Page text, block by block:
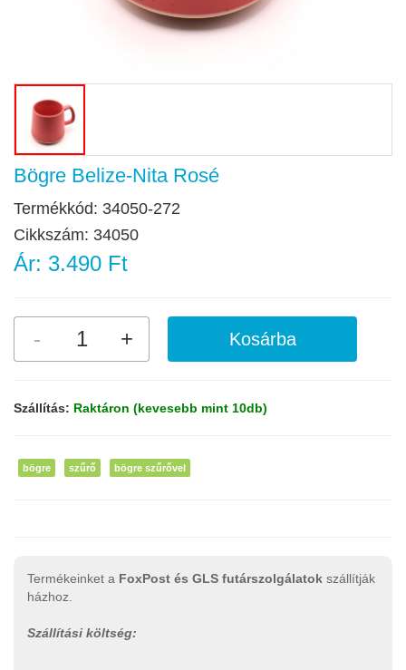
Bögre Belize-Nita Rosé
Termékkód: 34050-272
Cikkszám: 34050
Ár: 3.490 Ft
Szállítás: Raktáron (kevesebb mint 10db)
bögre szűrő bögre szűrővel
Termékeinket a FoxPost és GLS futárszolgálatok szállítják
házhoz.
Szállítási költség: